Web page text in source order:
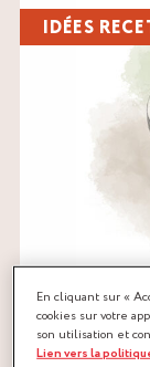
l'article
IDÉES
11/04/2025
En cliquant sur «
cookies sur votre
son utilisation et
Lien vers la